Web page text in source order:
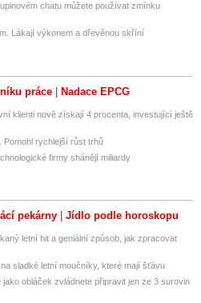
chatu můžete používat zmínku
Lákají výkonem a dřevěnou skříní
práce Nadace EPCG
klienti nově získají 4 procenta, investující ještě
Pomohl rychlejší růst trhů
firmy shánějí miliardy
pekárny Jídlo podle horoskopu
letní hit a geniální způsob, jak zpracovat
sladké letní moučníky, které mají šťávu
obláček zvládnete připravit jen ze 3 surovin